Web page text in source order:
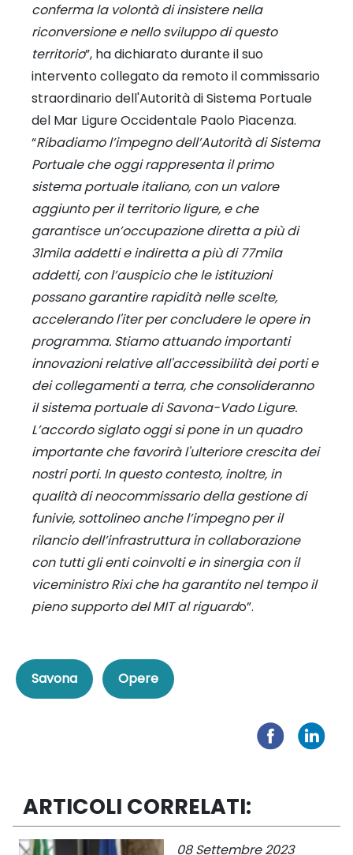
conferma la volontà di insistere nella
riconversione e nello sviluppo di questo
territorio”, ha dichiarato durante il suo
intervento collegato da remoto il commissario
straordinario dell'Autorità di Sistema Portuale
del Mar Ligure Occidentale Paolo Piacenza.
“Ribadiamo l’impegno dell’Autorità di Sistema
Portuale che oggi rappresenta il primo
sistema portuale italiano, con un valore
aggiunto per il territorio ligure, e che
garantisce un’occupazione diretta a più di
31mila addetti e indiretta a più di 77mila
addetti, con l’auspicio che le istituzioni
possano garantire rapidità nelle scelte,
accelerando l'iter per concludere le opere in
programma. Stiamo attuando importanti
innovazioni relative all'accessibilità dei porti e
dei collegamenti a terra, che consolideranno
il sistema portuale di Savona-Vado Ligure.
L’accordo siglato oggi si pone in un quadro
importante che favorirà l'ulteriore crescita dei
nostri porti. In questo contesto, inoltre, in
qualità di neocommissario della gestione di
funivie, sottolineo anche l’impegno per il
rilancio dell’infrastruttura in collaborazione
con tutti gli enti coinvolti e in sinergia con il
viceministro Rixi che ha garantito nel tempo il
pieno supporto del MIT al riguardo”.
Savona Opere
ARTICOLI CORRELATI:
08 Settembre 2023